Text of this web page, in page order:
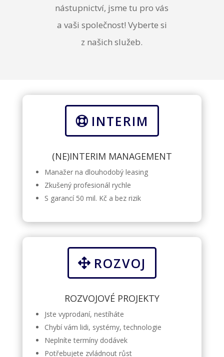
nástupnictví, jsme tu pro vás
a vaši společnost! Vyberte si
z našich služeb.
INTERIM
(NE)INTERIM MANAGEMENT
Manažer na dlouhodobý leasing
Zkušený profesionál rychle
S garancí 50 mil. Kč a bez rizik
ROZVOJ
ROZVOJOVÉ PROJEKTY
Jste vyprodaní, nestíháte
Chybí vám lidi, systémy, technologie
Neplníte termíny dodávek
Potřebujete zvládnout růst